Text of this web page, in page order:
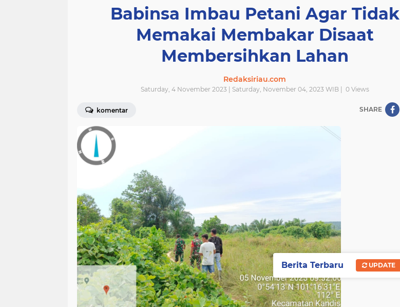
Babinsa Imbau Petani Agar Tidak
Memakai Membakar Disaat
Membersihkan Lahan
Redaksiriau.com
Saturday, 4 November 2023 | Saturday, November 04, 2023 WIB | 0Views
komentar SHARE
Berita Terbaru UPDATE